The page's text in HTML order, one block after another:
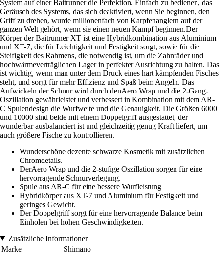
System auf einer Baitrunner die Perfektion. Einfach zu bedienen, das
Geräusch des Systems, das sich deaktiviert, wenn Sie beginnen, den
Griff zu drehen, wurde millionenfach von Karpfenanglern auf der
ganzen Welt gehört, wenn sie einen neuen Kampf beginnen.Der
Körper der Baitrunner XT ist eine Hybridkombination aus Aluminium
und XT-7, die für Leichtigkeit und Festigkeit sorgt, sowie für die
Steifigkeit des Rahmens, die notwendig ist, um die Zahnräder und
hochwärmeverträglichen Lager in perfekter Ausrichtung zu halten. Das
ist wichtig, wenn man unter dem Druck eines hart kämpfenden Fisches
steht, und sorgt für mehr Effizienz und Spaß beim Angeln. Das
Aufwickeln der Schnur wird durch denAero Wrap und die 2-Gang-
Oszillation gewährleistet und verbessert in Kombination mit dem AR-
C Spulendesign die Wurfweite und die Genauigkeit. Die Größen 6000
und 10000 sind beide mit einem Doppelgriff ausgestattet, der
wunderbar ausbalanciert ist und gleichzeitig genug Kraft liefert, um
auch größere Fische zu kontrollieren.
Wunderschöne dezente schwarze Kosmetik mit zusätzlichen
Chromdetails.
DerAero Wrap und die 2-stufige Oszillation sorgen für eine
hervorragende Schnurverlegung.
Spule aus AR-C für eine bessere Wurfleistung
Hybridkörper aus XT-7 und Aluminium für Festigkeit und
geringes Gewicht.
Der Doppelgriff sorgt für eine hervorragende Balance beim
Einholen bei hohen Geschwindigkeiten.
Zusätzliche Informationen
Marke
Shimano